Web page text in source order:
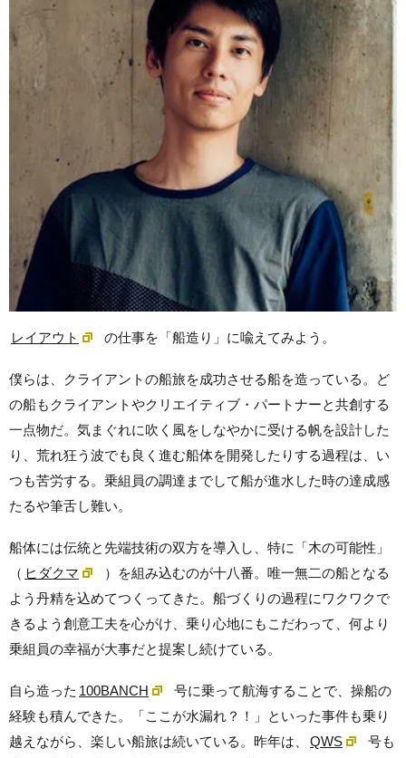
レイアウト の仕事を「船造り」に喩えてみよう。
僕らは、クライアントの船旅を成功させる船を造っている。ど
の船もクライアントやクリエイティブ・パートナーと共創する
一点物だ。気まぐれに吹く風をしなやかに受ける帆を設計した
り、荒れ狂う波でも良く進む船体を開発したりする過程は、い
つも苦労する。乗組員の調達までして船が進水した時の達成感
たるや筆舌し難い。
船体には伝統と先端技術の双方を導入し、特に「木の可能性」
（ ヒダクマ
）を組み込むのが十八番。唯一無二の船となる
よう丹精を込めてつくってきた。船づくりの過程にワクワクで
きるよう創意工夫を心がけ、乗り心地にもこだわって、何より
乗組員の幸福が大事だと提案し続けている。
自ら造った 100BANCH
号に乗って航海することで、操船の
経験も積んできた。「ここが水漏れ？！」といった事件も乗り
越えながら、楽しい船旅は続いている。昨年は、
QWS
号も